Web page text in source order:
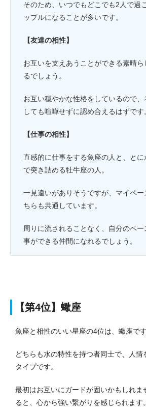
そのため、いつでもどこでも2人で過
ップルになることが多いです。
【友達の相性】
お互いを支えあうことができる素晴
るでしょう。
お互い穏やかな性格をしているので
しても喧嘩せずに認め合えるはずです
【仕事の相性】
直感的に仕事をする魚座の人と、と
で突き詰める牡牛座の人。
一見違いがありそうですが、マイペ
ちらも共通しています。
周りに流されることなく、自分のペ
事ができる仲間になれるでしょう。
【第4位】蠍座
魚座と相性のいい星座の4位は、蠍座です
どちらも水の特性を持つ者同士で、人情
タイプです。
最初はお互いにガードが固いかもしれま
ると、心から強い繋がりを感じられます。